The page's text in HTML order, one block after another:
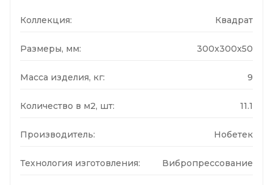
Коллекция: Квадрат
Размеры, мм: 300x300x50
Масса изделия, кг: 9
Количество в м2, шт: 11.1
Производитель: Нобетек
Технология изготовления: Вибропрессование